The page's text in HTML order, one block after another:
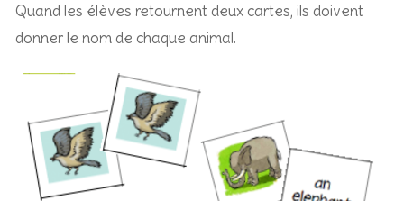
Quand les élèves retournent deux cartes, ils doivent
donner le nom de chaque animal.